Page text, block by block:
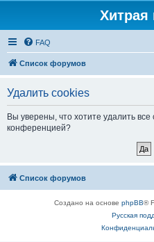
Хитрая
FAQ
Список форумов
Удалить cookies
Вы уверены, что хотите удалить
конференцией?
Список форумов
Создано на основе phpBB®
Русская